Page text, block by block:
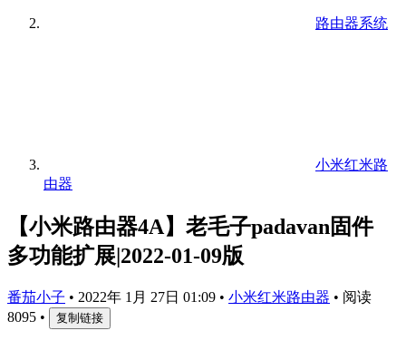
路由器系统
小米红米路
由器
【小米路由器4A】老毛子padavan固件
多功能扩展|2022-01-09版
番茄小子 • 2022年 1月 27日 01:09 • 小米红米路由器 • 阅读
8095 • 复制链接